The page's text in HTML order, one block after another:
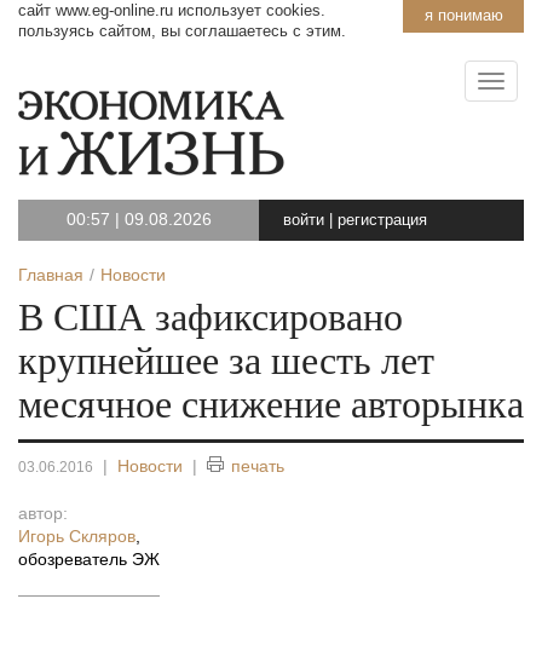
я понимаю
сайт www.eg-online.ru использует cookies.
пользуясь сайтом, вы соглашаетесь с этим.
00:57 | 09.08.2026 войти регистрация
Главная Новости
В США зафиксировано
крупнейшее за шесть лет
месячное снижение авторынка
03.06.2016 | Новости | печать
автор:
Игорь Скляров
обозреватель ЭЖ